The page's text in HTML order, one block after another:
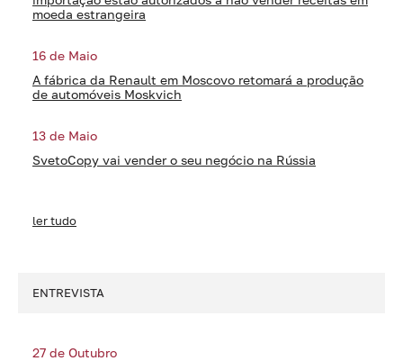
moeda estrangeira
16 de Maio
A fábrica da Renault em Moscovo retomará a produção
de automóveis Moskvich
13 de Maio
SvetoCopy vai vender o seu negócio na Rússia
ler tudo
ENTREVISTA
27 de Outubro